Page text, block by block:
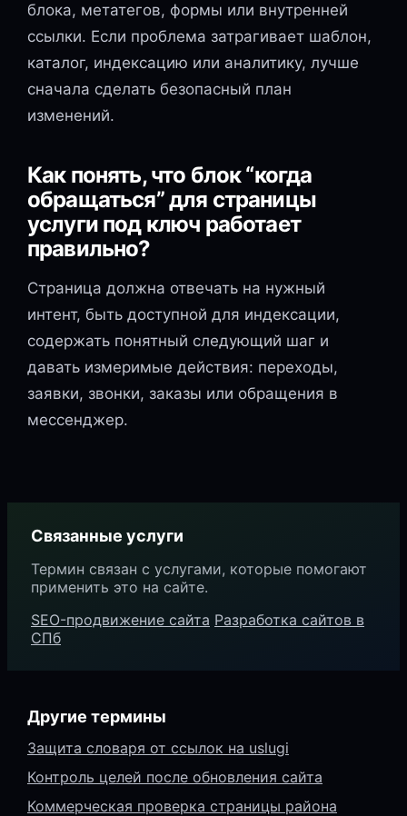
блока, метатегов, формы или внутренней
ссылки. Если проблема затрагивает шаблон,
каталог, индексацию или аналитику, лучше
сначала сделать безопасный план
изменений.
Как понять, что блок “когда
обращаться” для страницы
услуги под ключ работает
правильно?
Страница должна отвечать на нужный
интент, быть доступной для индексации,
содержать понятный следующий шаг и
давать измеримые действия: переходы,
заявки, звонки, заказы или обращения в
мессенджер.
Связанные услуги
Термин связан с услугами, которые помогают
применить это на сайте.
SEO-продвижение сайта Разработка сайтов в
СПб
Другие термины
Защита словаря от ссылок на uslugi
Контроль целей после обновления сайта
Коммерческая проверка страницы района